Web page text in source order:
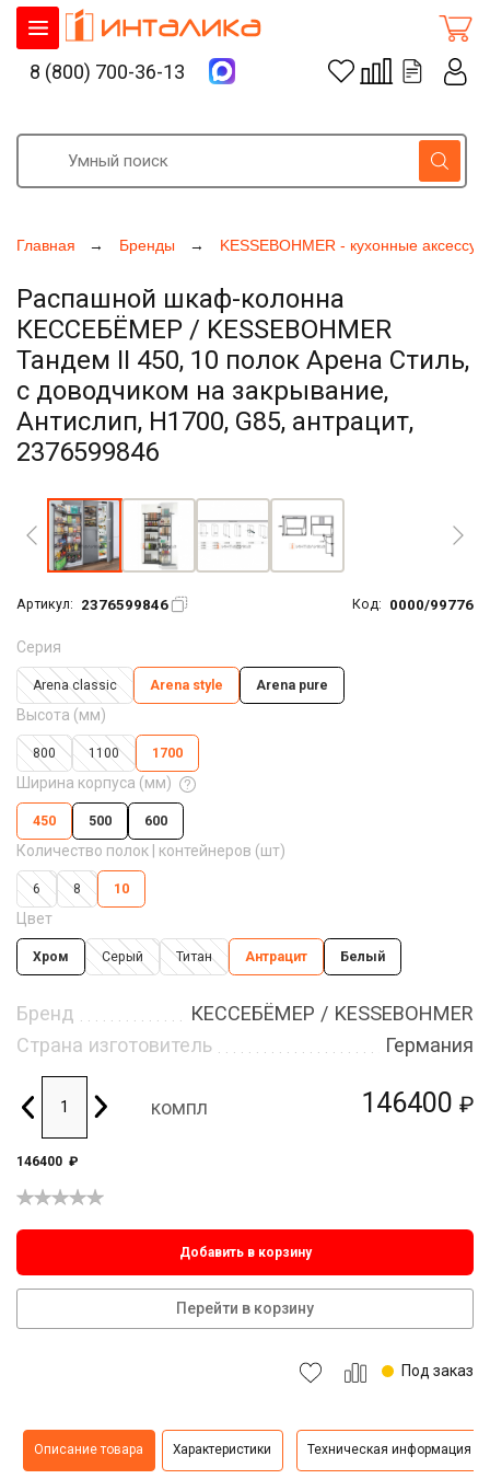
Главная Бренды KESSEBOHMER - кухонные
Распашной шкаф-колонна
КЕССЕБЁМЕР / KESSEBOHMER
Тандем II 450, 10 полок Арена Стиль,
с доводчиком на закрывание,
Антислип, H1700, G85, антрацит,
2376599846
Артикул: 2376599846 Код: 0000/99776
146400 ₽
Серия
Arena classic Arena style Arena pure
Высота (мм)
800 1100 1700
Ширина корпуса (мм)
450 500 600
Количество полок | контейнеров (шт)
6 8 10
Цвет
Хром Серый Титан Антрацит Белый
Бренд
КЕССЕБЁМЕР / KESSEBOHMER
Страна изготовитель
Германия
компл
146400 ₽
Добавить в корзину
Перейти в корзину
Под заказ
Описание товара Характеристики Техническая информация
8 (800) 700-36-13